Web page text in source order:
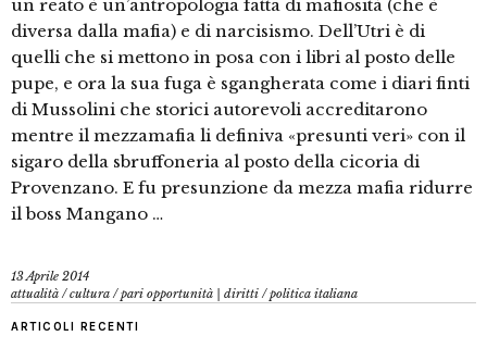
un reato è un’antropologia fatta di mafiosità (che è
diversa dalla mafia) e di narcisismo. Dell’Utri è di
quelli che si mettono in posa con i libri al posto delle
pupe, e ora la sua fuga è sgangherata come i diari finti
di Mussolini che storici autorevoli accreditarono
mentre il mezzamafia li definiva «presunti veri» con il
sigaro della sbruffoneria al posto della cicoria di
Provenzano. E fu presunzione da mezza mafia ridurre
il boss Mangano …
13 Aprile 2014
attualità /cultura /pari opportunità | diritti /politica italiana
ARTICOLI RECENTI